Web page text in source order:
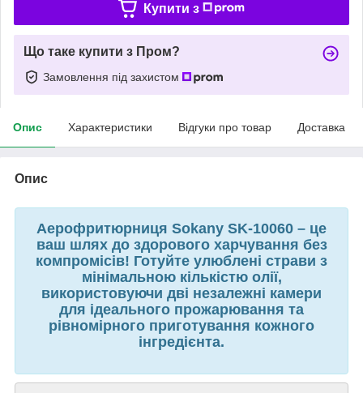
Купити з
Що таке купити з Пром?
Замовлення під захистом
Опис Характеристики Відгуки про товар Доставка
Опис
Аерофритюрниця Sokany SK-10060 – це
ваш шлях до здорового харчування без
компромісів! Готуйте улюблені страви з
мінімальною кількістю олії,
використовуючи дві незалежні камери
для ідеального прожарювання та
рівномірного приготування кожного
інгредієнта.